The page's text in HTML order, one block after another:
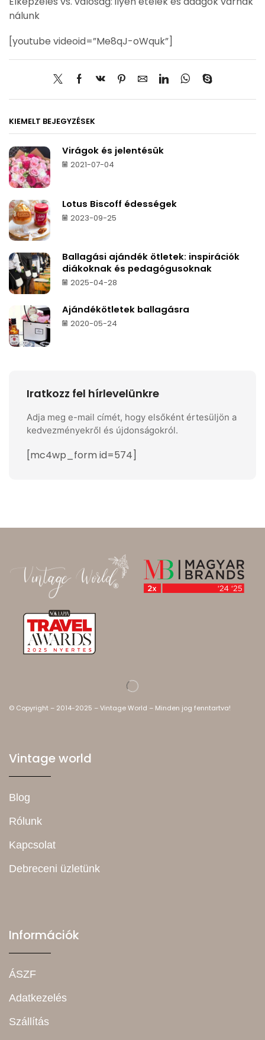
nálunk
[youtube videoid=”Me8qJ-oWquk”]
KIEMELT BEJEGYZÉSEK
Virágok és jelentésük
2021-07-04
Lotus Biscoff édességek
2023-09-25
Ballagási ajándék ötletek: inspirációk
diákoknak és pedagógusoknak
2025-04-28
Ajándékötletek ballagásra
2020-05-24
Iratkozz fel hírlevelünkre
Adja meg e-mail címét, hogy elsőként értesüljön a
kedvezményekről és újdonságokról.
[mc4wp_form id=574]
© Copyright – 2014-2025 – Vintage World – Minden jog fenntartva!
Vintage world
Blog
Rólunk
Kapcsolat
Debreceni üzletünk
Információk
ÁSZF
Adatkezelés
Szállítás